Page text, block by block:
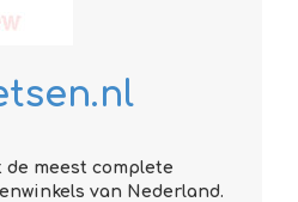
de meest complete
van Nederland.